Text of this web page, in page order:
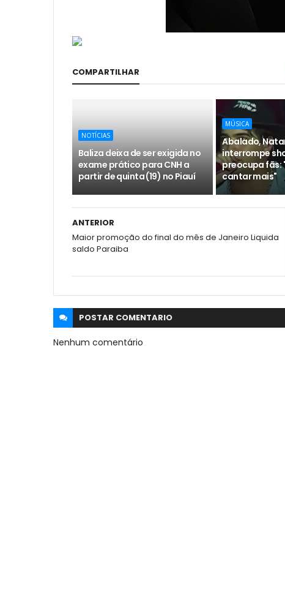
COMPARTILHAR
NOTÍCIAS
Baliza deixa de ser exigida no
exame prático para CNH a
partir de quinta (19) no Piauí
MÚSICA
Abalado,
interrompe
preocupa fãs:
cantar mais"
ANTERIOR
Maior promoção do final do mês de Janeiro Liquida
saldo Paraiba
POSTAR COMENTARIO
Nenhum comentário